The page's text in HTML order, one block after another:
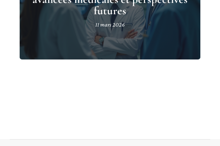
futures
11 mars 2026